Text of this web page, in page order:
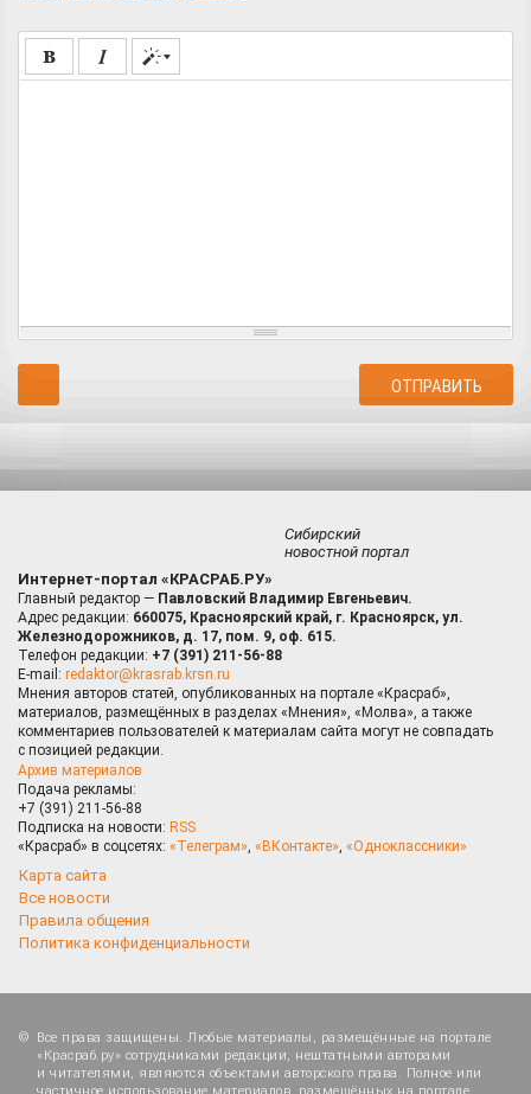
Сибирский
новостной портал
Интернет-портал «КРАСРАБ.РУ»
Главный редактор — Павловский Владимир Евгеньевич.
Адрес редакции: 660075, Красноярский край, г. Красноярск, ул.
Железнодорожников, д. 17, пом. 9, оф. 615.
Телефон редакции: +7 (391) 211-56-88
E-mail: redaktor@krasrab.krsn.ru
Мнения авторов статей, опубликованных на портале «Красраб»,
материалов, размещённых в разделах «Мнения», «Молва», а также
комментариев пользователей к материалам сайта могут не совпадать
с позицией редакции.
Архив материалов
Подача рекламы:
+7 (391) 211-56-88
Подписка на новости: RSS
«Красраб» в соцсетях: «Телеграм», «ВКонтакте», «Одноклассники»
Карта сайта
Все новости
Правила общения
Политика конфиденциальности
Все права защищены. Любые материалы, размещённые на портале
«Красраб.ру» сотрудниками редакции, нештатными авторами
и читателями, являются объектами авторского права. Полное или